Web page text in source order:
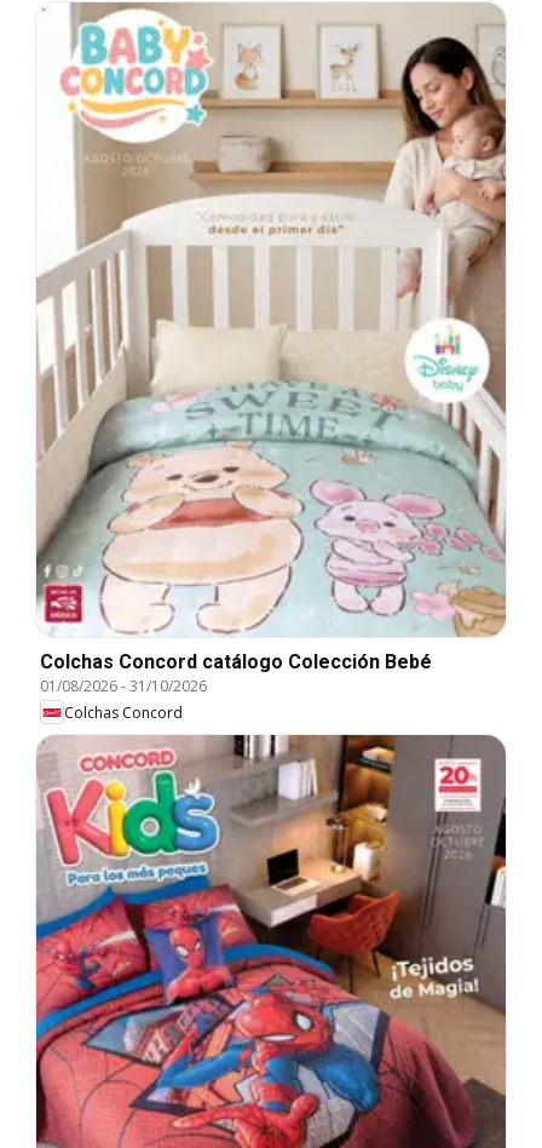
Colchas Concord catálogo Colección Bebé
01/08/2026-31/10/2026
Colchas Concord